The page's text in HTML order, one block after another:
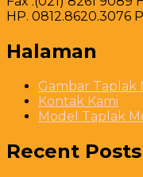
HP. 0812.8620.3076
Halaman
Gambar Taplak
Kontak Kami
Model Taplak
Recent Posts